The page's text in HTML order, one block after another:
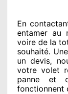
En
entamer au
voire de la
souhaité.
un devis,
votre volet
panne et
fonctionnent